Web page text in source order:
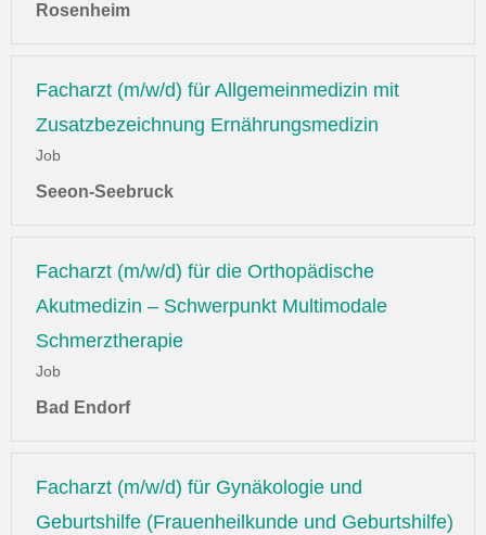
Rosenheim
Facharzt (m/w/d) für Allgemeinmedizin mit
Zusatzbezeichnung Ernährungsmedizin
Job
Seeon-Seebruck
Facharzt (m/w/d) für die Orthopädische
Akutmedizin – Schwerpunkt Multimodale
Schmerztherapie
Job
Bad Endorf
Facharzt (m/w/d) für Gynäkologie und
Geburtshilfe (Frauenheilkunde und Geburtshilfe)